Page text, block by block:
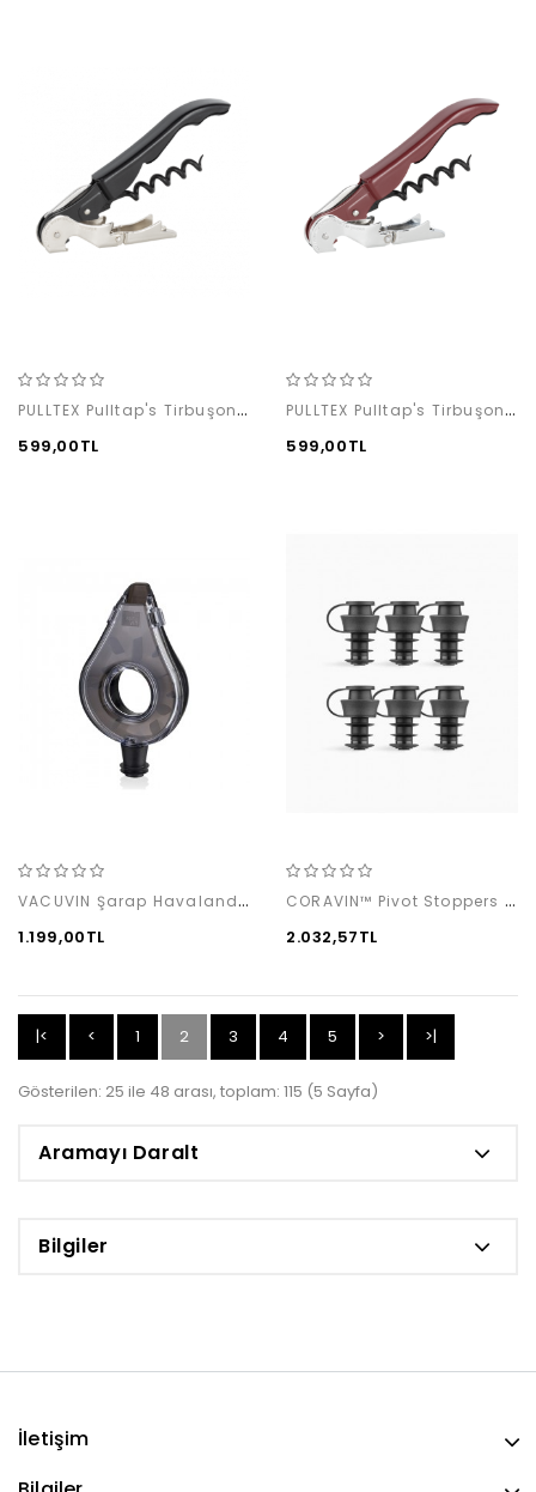
PULLTEX Pulltap's Tirbuşon / Siyah
599,00TL
PULLTEX Pulltap's Tirbuşon / Burgundy
599,00TL
VACUVIN Şarap Havalandırıcı, Gri
1.199,00TL
CORAVIN™ Pivot Stoppers 6 Pack
2.032,57TL
|< < 1 2 3 4 5 > >|
Gösterilen: 25 ile 48 arası, toplam: 115 (5 Sayfa)
Aramayı Daralt
Bilgiler
İletişim